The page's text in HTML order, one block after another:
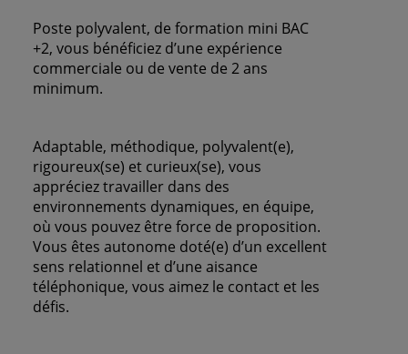
Poste polyvalent, de formation mini BAC
+2, vous bénéficiez d’une expérience
commerciale ou de vente de 2 ans
minimum.
Adaptable, méthodique, polyvalent(e),
rigoureux(se) et curieux(se), vous
appréciez travailler dans des
environnements dynamiques, en équipe,
où vous pouvez être force de proposition.
Vous êtes autonome doté(e) d’un excellent
sens relationnel et d’une aisance
téléphonique, vous aimez le contact et les
défis.